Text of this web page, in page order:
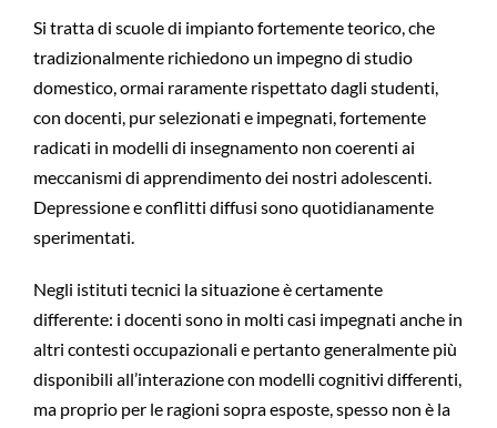
Si tratta di scuole di impianto fortemente teorico, che
tradizionalmente richiedono un impegno di studio
domestico, ormai raramente rispettato dagli studenti,
con docenti, pur selezionati e impegnati, fortemente
radicati in modelli di insegnamento non coerenti ai
meccanismi di apprendimento dei nostri adolescenti.
Depressione e conflitti diffusi sono quotidianamente
sperimentati.
Negli istituti tecnici la situazione è certamente
differente: i docenti sono in molti casi impegnati anche in
altri contesti occupazionali e pertanto generalmente più
disponibili all’interazione con modelli cognitivi differenti,
ma proprio per le ragioni sopra esposte, spesso non è la